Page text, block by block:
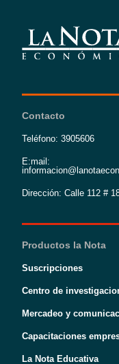
Contacto
Teléfono: 3905606
E:mail:
Dirección: Calle 112 #
Productos la Nota
Suscripciones
Centro de
Mercadeo y
Capacitaciones
La Nota Educativa